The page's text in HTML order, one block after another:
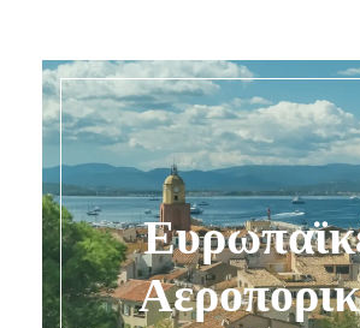
Ανακαλύψτε